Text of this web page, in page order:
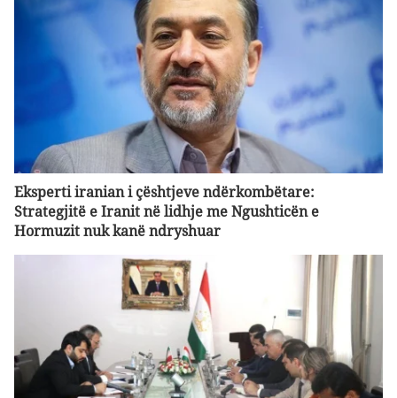
Eksperti iranian i çështjeve ndërkombëtare:
Strategjitë e Iranit në lidhje me Ngushticën e
Hormuzit nuk kanë ndryshuar